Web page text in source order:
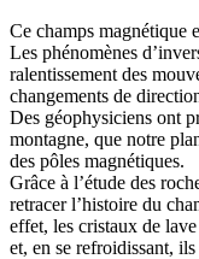
Ce champs magnétique
Les phénomènes
ralentissement des
changements de
Des géophysiciens ont
montagne, que notre
des pôles magnétiques.
Grâce à l’étude des
retracer l’histoire du
effet, les cristaux de
et, en se refroidissant,